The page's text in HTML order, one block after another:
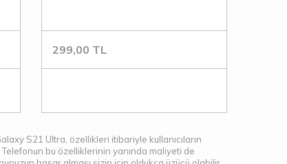
299,00 TL
S21 Ultra, özellikleri itibariyle kullanıcıların
bu özelliklerinin yanında maliyeti de